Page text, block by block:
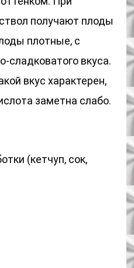
получают плоды
плотные, с
сладковатого вкуса.
вкус характерен,
заметна слабо.
(кетчуп, сок,